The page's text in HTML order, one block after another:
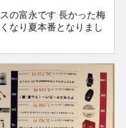
の富永です 長かった梅
なり夏本番となりまし